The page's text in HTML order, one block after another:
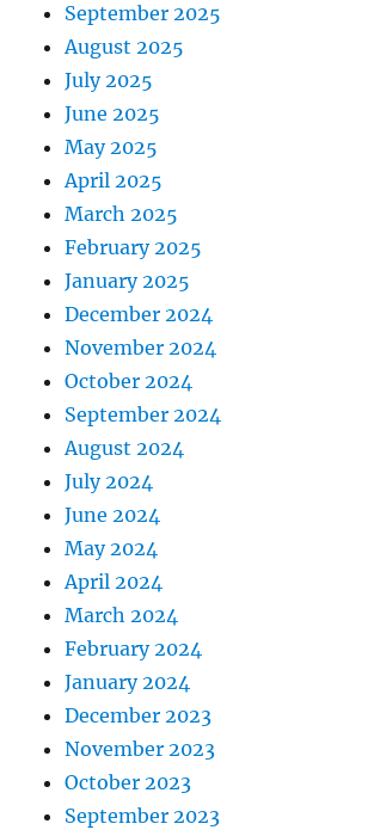
September 2025
August 2025
July 2025
June 2025
May 2025
April 2025
March 2025
February 2025
January 2025
December 2024
November 2024
October 2024
September 2024
August 2024
July 2024
June 2024
May 2024
April 2024
March 2024
February 2024
January 2024
December 2023
November 2023
October 2023
September 2023